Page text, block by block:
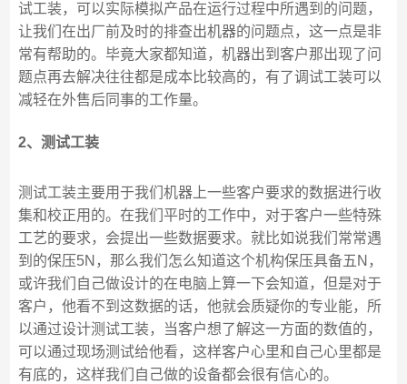
试工装，可以实际模拟产品在运行过程中所遇到的问题，
让我们在出厂前及时的排查出机器的问题点，这一点是非
常有帮助的。毕竟大家都知道，机器出到客户那出现了问
题点再去解决往往都是成本比较高的，有了调试工装可以
减轻在外售后同事的工作量。
2、测试工装
测试工装主要用于我们机器上一些客户要求的数据进行收
集和校正用的。在我们平时的工作中，对于客户一些特殊
工艺的要求，会提出一些数据要求。就比如说我们常常遇
到的保压5N，那么我们怎么知道这个机构保压具备五N，
或许我们自己做设计的在电脑上算一下会知道，但是对于
客户，他看不到这数据的话，他就会质疑你的专业能，所
以通过设计测试工装，当客户想了解这一方面的数值的，
可以通过现场测试给他看，这样客户心里和自己心里都是
有底的，这样我们自己做的设备都会很有信心的。